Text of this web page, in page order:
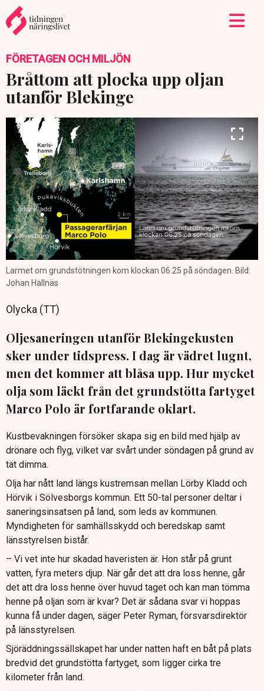
FÖRETAGEN OCH MILJÖN
Bråttom att plocka upp oljan
utanför Blekinge
Larmet om grundstötningen kom klockan 06.25 på söndagen. Bild:
Johan Hallnäs
Olycka (TT)
Oljesaneringen utanför Blekingekusten
sker under tidspress. I dag är vädret lugnt,
men det kommer att blåsa upp. Hur mycket
olja som läckt från det grundstötta fartyget
Marco Polo är fortfarande oklart.
Kustbevakningen försöker skapa sig en bild med hjälp av
drönare och flyg, vilket var svårt under söndagen på grund av
tät dimma.
Olja har nått land längs kustremsan mellan Lörby Kladd och
Hörvik i Sölvesborgs kommun. Ett 50-tal personer deltar i
saneringsinsatsen på land, som leds av kommunen.
Myndigheten för samhällsskydd och beredskap samt
länsstyrelsen bistår.
– Vi vet inte hur skadad haveristen är. Hon står på grunt
vatten, fyra meters djup. När går det att dra loss henne, går
det att dra loss henne över huvud taget och kan man tömma
henne på oljan som är kvar? Det är sådana svar vi hoppas
kunna få under dagen, säger Peter Ryman, försvarsdirektör
på länsstyrelsen.
Sjöräddningssällskapet har under natten haft en båt på plats
bredvid det grundstötta fartyget, som ligger cirka tre
kilometer från land.